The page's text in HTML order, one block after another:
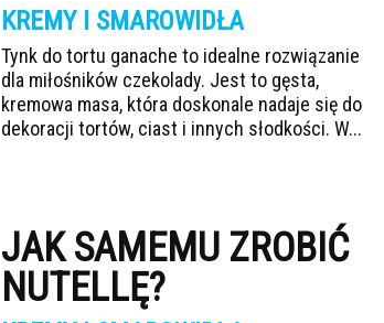
KREMY I SMAROWIDŁA
Tynk do tortu ganache to idealne rozwiązanie
dla miłośników czekolady. Jest to gęsta,
kremowa masa, która doskonale nadaje się do
dekoracji tortów, ciast i innych słodkości. W...
JAK SAMEMU ZROBIĆ
NUTELLĘ?